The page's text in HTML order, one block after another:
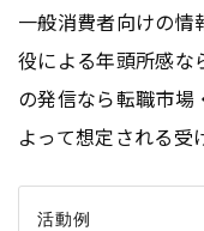
一般消費者向けの情
役による年頭所感な
の発信なら転職市場
よって想定される受
活動例